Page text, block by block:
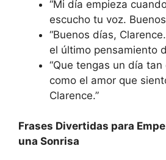
“Mi día empieza
escucho tu voz.
“Buenos días,
el último pensamiento
“Que tengas un día
como el amor que
Clarence.”
Frases Divertidas para
una Sonrisa